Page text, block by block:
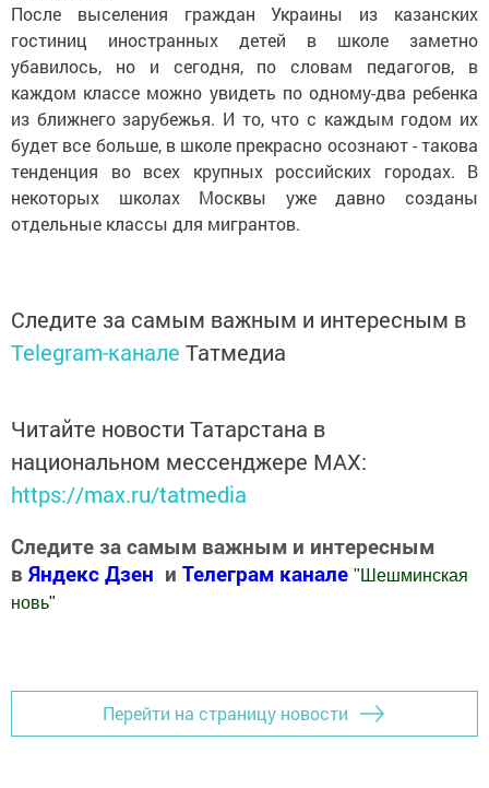
После выселения граждан Украины из казанских
гостиниц иностранных детей в школе заметно
убавилось, но и сегодня, по словам педагогов, в
каждом классе можно увидеть по одному-два ребенка
из ближнего зарубежья. И то, что с каждым годом их
будет все больше, в школе прекрасно осознают - такова
тенденция во всех крупных российских городах. В
некоторых школах Москвы уже давно созданы
отдельные классы для мигрантов.
Следите за самым важным и интересным в
Telegram-канале Татмедиа
Читайте новости Татарстана в
национальном мессенджере MАХ:
https://max.ru/tatmedia
Следите за самым важным и интересным
в Яндекс Дзен и Телеграм канале " Шешминская
новь"
Перейти на страницу новости